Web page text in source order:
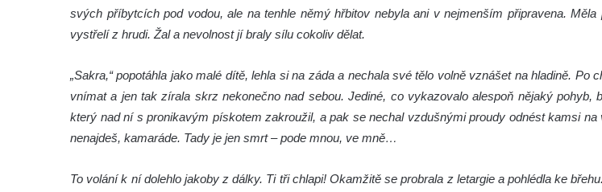
svých příbytcích pod vodou, ale na tenhle němý hřbitov nebyla ani v nejmenším připravena.
vystřelí z hrudi. Žal a nevolnost jí braly sílu cokoliv dělat.
„Sakra,“ popotáhla jako malé dítě, lehla si na záda a nechala své tělo volně vznášet na hladině. Po
vnímat a jen tak zírala skrz nekonečno nad sebou. Jediné, co vykazovalo alespoň nějaký pohyb,
který nad ní s pronikavým pískotem zakroužil, a pak se nechal vzdušnými proudy odnést kamsi na
nenajdeš, kamaráde. Tady je jen smrt – pode mnou, ve mně…
To volání k ní dolehlo jakoby z dálky. Ti tři chlapi! Okamžitě se probrala z letargie a pohlédla ke